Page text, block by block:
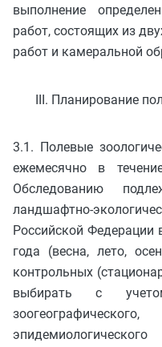
выполнение
работ, состоящих из
работ и камеральной
III. Планирование
3.1. Полевые
ежемесячно в
Обследованию
ландшафтно-
Российской Федерации
года (весна, лето,
контрольных
выбирать с учетом